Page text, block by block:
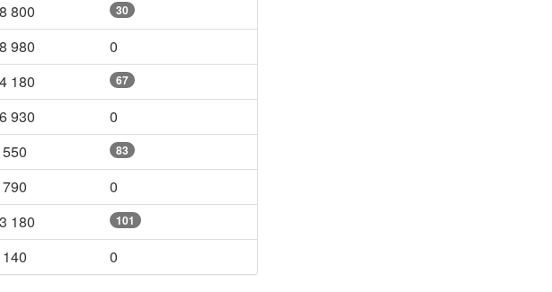
800 30
980
0
180 67
930
0
83
0
180 101
0